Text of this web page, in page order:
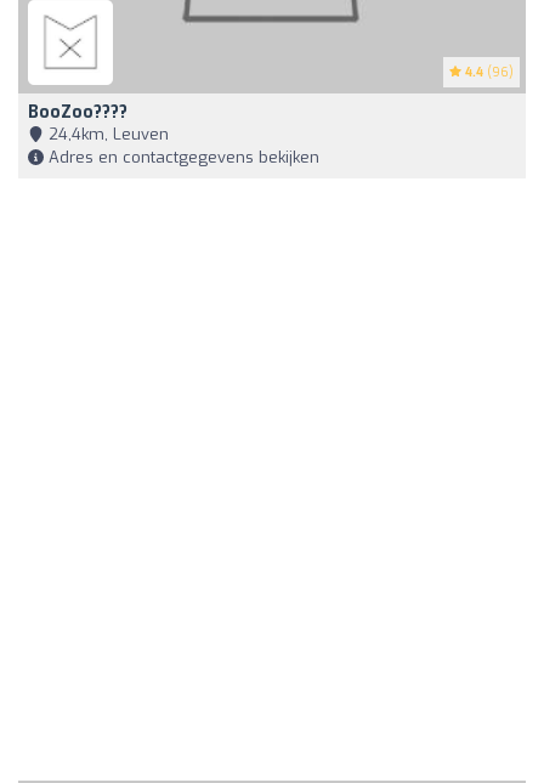
4.4 (96)
BooZoo????
24,4km, Leuven
Adres en contactgegevens bekijken